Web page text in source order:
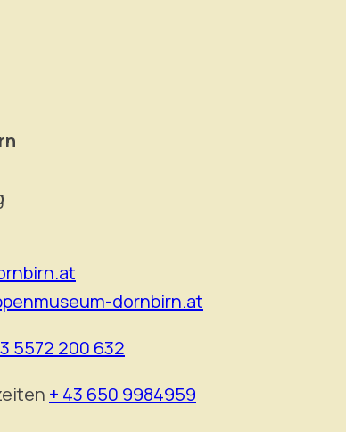
dornbirn.at
5572 200 632
+ 43 650 9984959